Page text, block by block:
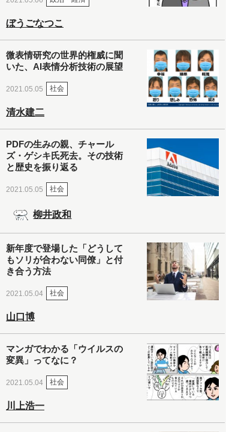
ぼうごなつこ
微表情研究の世界的権威に聞
いた、AI表情分析技術の展望
2021.05.05 社会
清水建二
PDFの生みの親、チャール
ズ・ゲシキ氏死去。その技術
と歴史を振り返る
2021.05.05 社会
柳井政和
新年度で登場した「どうして
もソリが合わない同僚」と付
き合う方法
2021.05.04 社会
山口博
マンガでわかる「ウイルスの
変異」ってなに？
2021.05.04 社会
川上浩一